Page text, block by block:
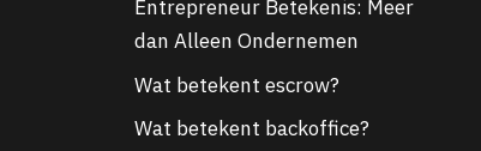
Entrepreneur Betekenis: Meer
dan Alleen Ondernemen
Wat betekent escrow?
Wat betekent backoffice?